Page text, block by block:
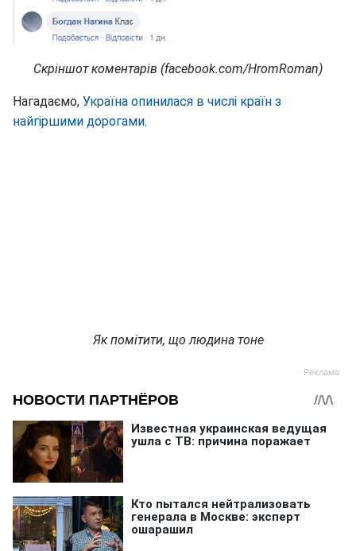
Скріншот коментарів (facebook.com/HromRoman)
Нагадаємо, Україна опинилася в числі країн з
найгіршими дорогами.
Як помітити, що людина тоне